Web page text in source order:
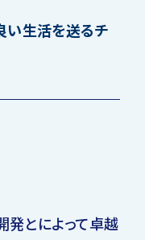
い生活を送るチ
発とによって卓越